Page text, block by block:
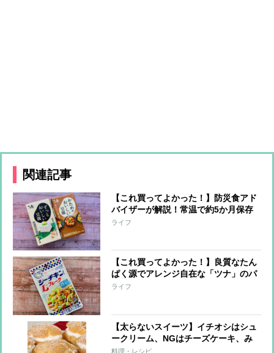
関連記事
【これ買ってよかった！】防災食アド
バイザーが解説！常温で約5か月保存
可能な「豆腐」が非常食に最適な理由
ライフ
【これ買ってよかった！】良質なたん
ぱく源でアレンジ自在な「ツナ」のパ
ウチタイプが災害時の「あってよかっ
ライフ
【太らないスイーツ】イチオシはシュ
ークリーム、NGはチーズケーキ、み
たらし団子
料理・レシピ